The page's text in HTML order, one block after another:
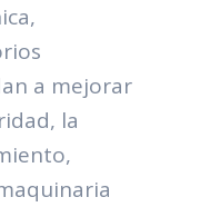
a mejorar
la